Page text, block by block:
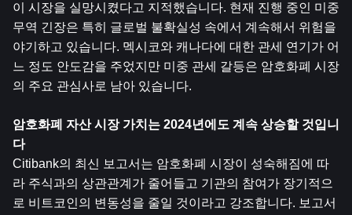
이 시장을 실망시켰다고 지적했습니다. 현재 진행 중인 미중
무역 긴장은 특히 글로벌 불확실성 속에서 계속해서 위험을
야기하고 있습니다. 멕시코와 캐나다에 대한 관세 연기가 어
느 정도 안도감을 주었지만 미중 관세 갈등은 암호화폐 시장
의 주요 관심사로 남아 있습니다.
암호화폐 자산 시장 가치는 2024년에도 계속 상승할 것입니
다
Citibank의 최신 보고서는 암호화폐 시장이 성숙해짐에 따
라 주식과의 상관관계가 줄어들고 기관의 참여가 장기적으
로 비트코인의 변동성을 줄일 것이라고 강조합니다. 보고서